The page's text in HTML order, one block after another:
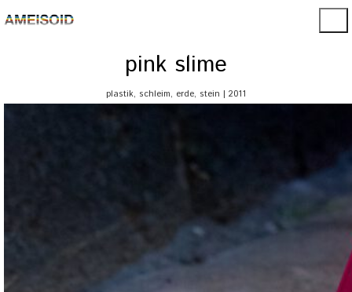
pink slime
plastik, schleim, erde, stein | 2011